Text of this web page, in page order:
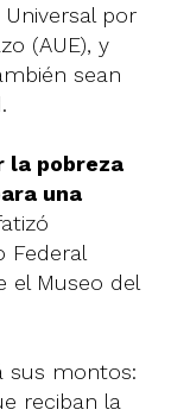
por
(AUE), y
sean
la pobreza
una
Federal
el Museo del
sus montos:
reciban la